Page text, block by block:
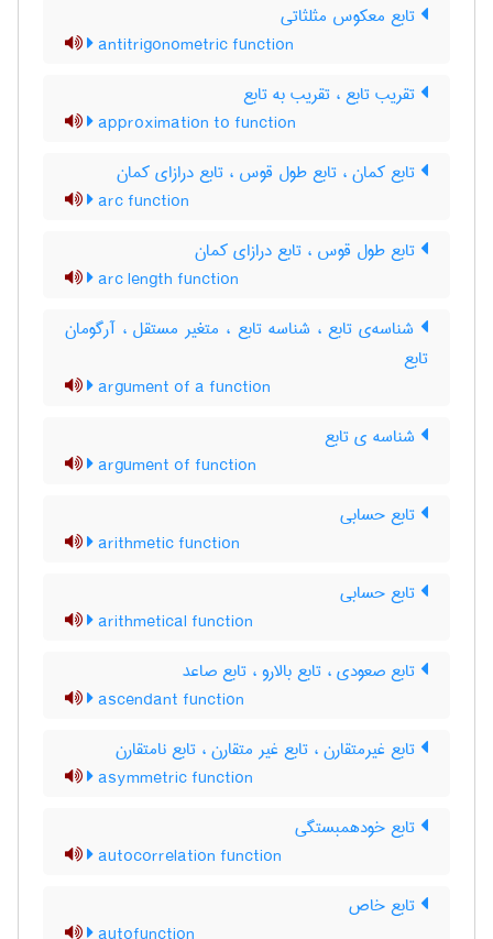
تابع معکوس مثلثاتی
antitrigonometric function
تقریب تابع ، تقریب به تابع
approximation to function
تابع کمان ، تابع طول قوس ، تابع درازای کمان
arc function
تابع طول قوس ، تابع درازای کمان
arc length function
شناسه‌ی تابع ، شناسه تابع ، متغیر مستقل ، آرگومان
تابع
argument of a function
شناسه ی تابع
argument of function
تابع حسابی
arithmetic function
تابع حسابی
arithmetical function
تابع صعودی ، تابع بالارو ، تابع صاعد
ascendant function
تابع غیرمتقارن ، تابع غیر متقارن ، تابع نامتقارن
asymmetric function
تابع خودهمبستگی
autocorrelation function
تابع خاص